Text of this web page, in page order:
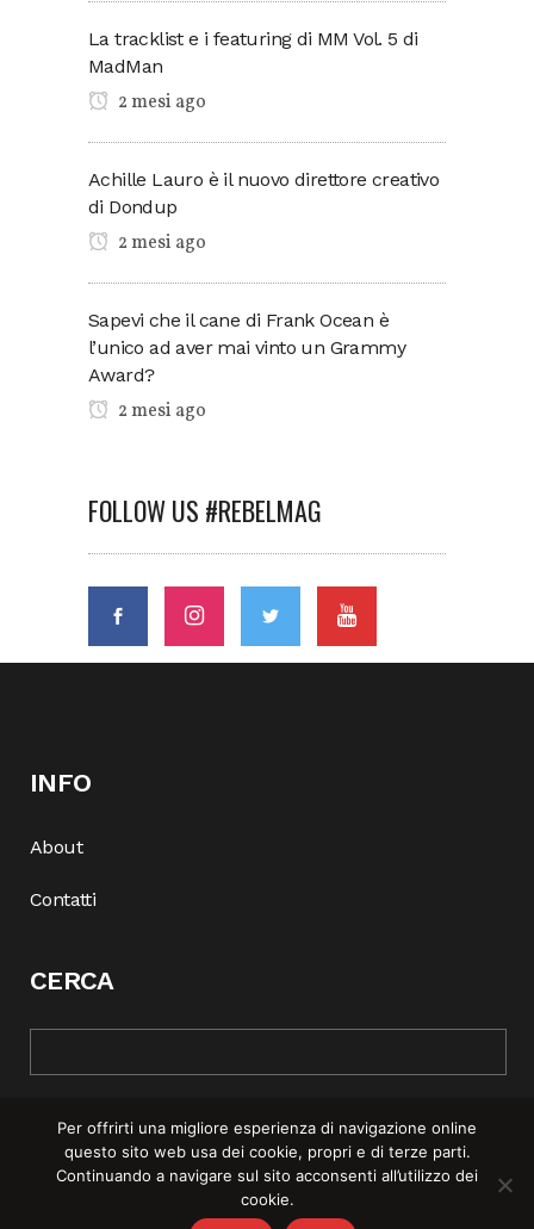
La tracklist e i featuring di MM Vol. 5 di
MadMan
2 mesi ago
Achille Lauro è il nuovo direttore creativo
di Dondup
2 mesi ago
Sapevi che il cane di Frank Ocean è
l’unico ad aver mai vinto un Grammy
Award?
2 mesi ago
FOLLOW US #REBELMAG
INFO
About
Contatti
CERCA
© COPYRIGHT 2025 | REBEL MAG —
Per offrirti una migliore esperienza di navigazione online
questo sito web usa dei cookie, propri e di terze parti.
Continuando a navigare sul sito acconsenti all’utilizzo dei
cookie.